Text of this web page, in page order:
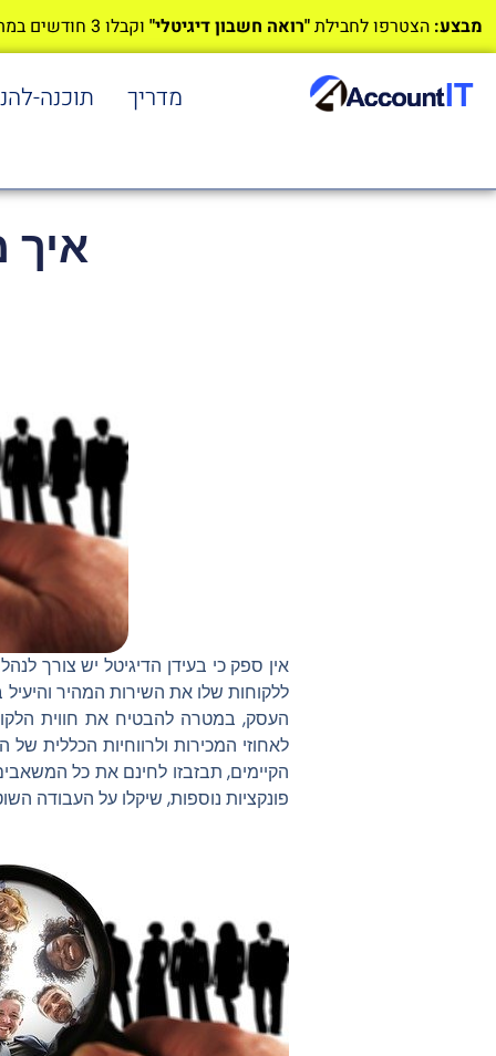
מבצע: הצטרפו לחבילת"רואה חשבון דיגיטלי" וקבלו 3 חודשים במתנה!
מדריך תוכנה-
איך
אין ספק כי בעידן הדיגיטל יש צורך
ללקוחות שלו את השירות המהיר
העסק, במטרה להבטיח את חווית
לאחוזי המכירות ולרווחיות הכללית
הקיימים, תבזבזו לחינם את כל
פונקציות נוספות, שיקלו על העבודה